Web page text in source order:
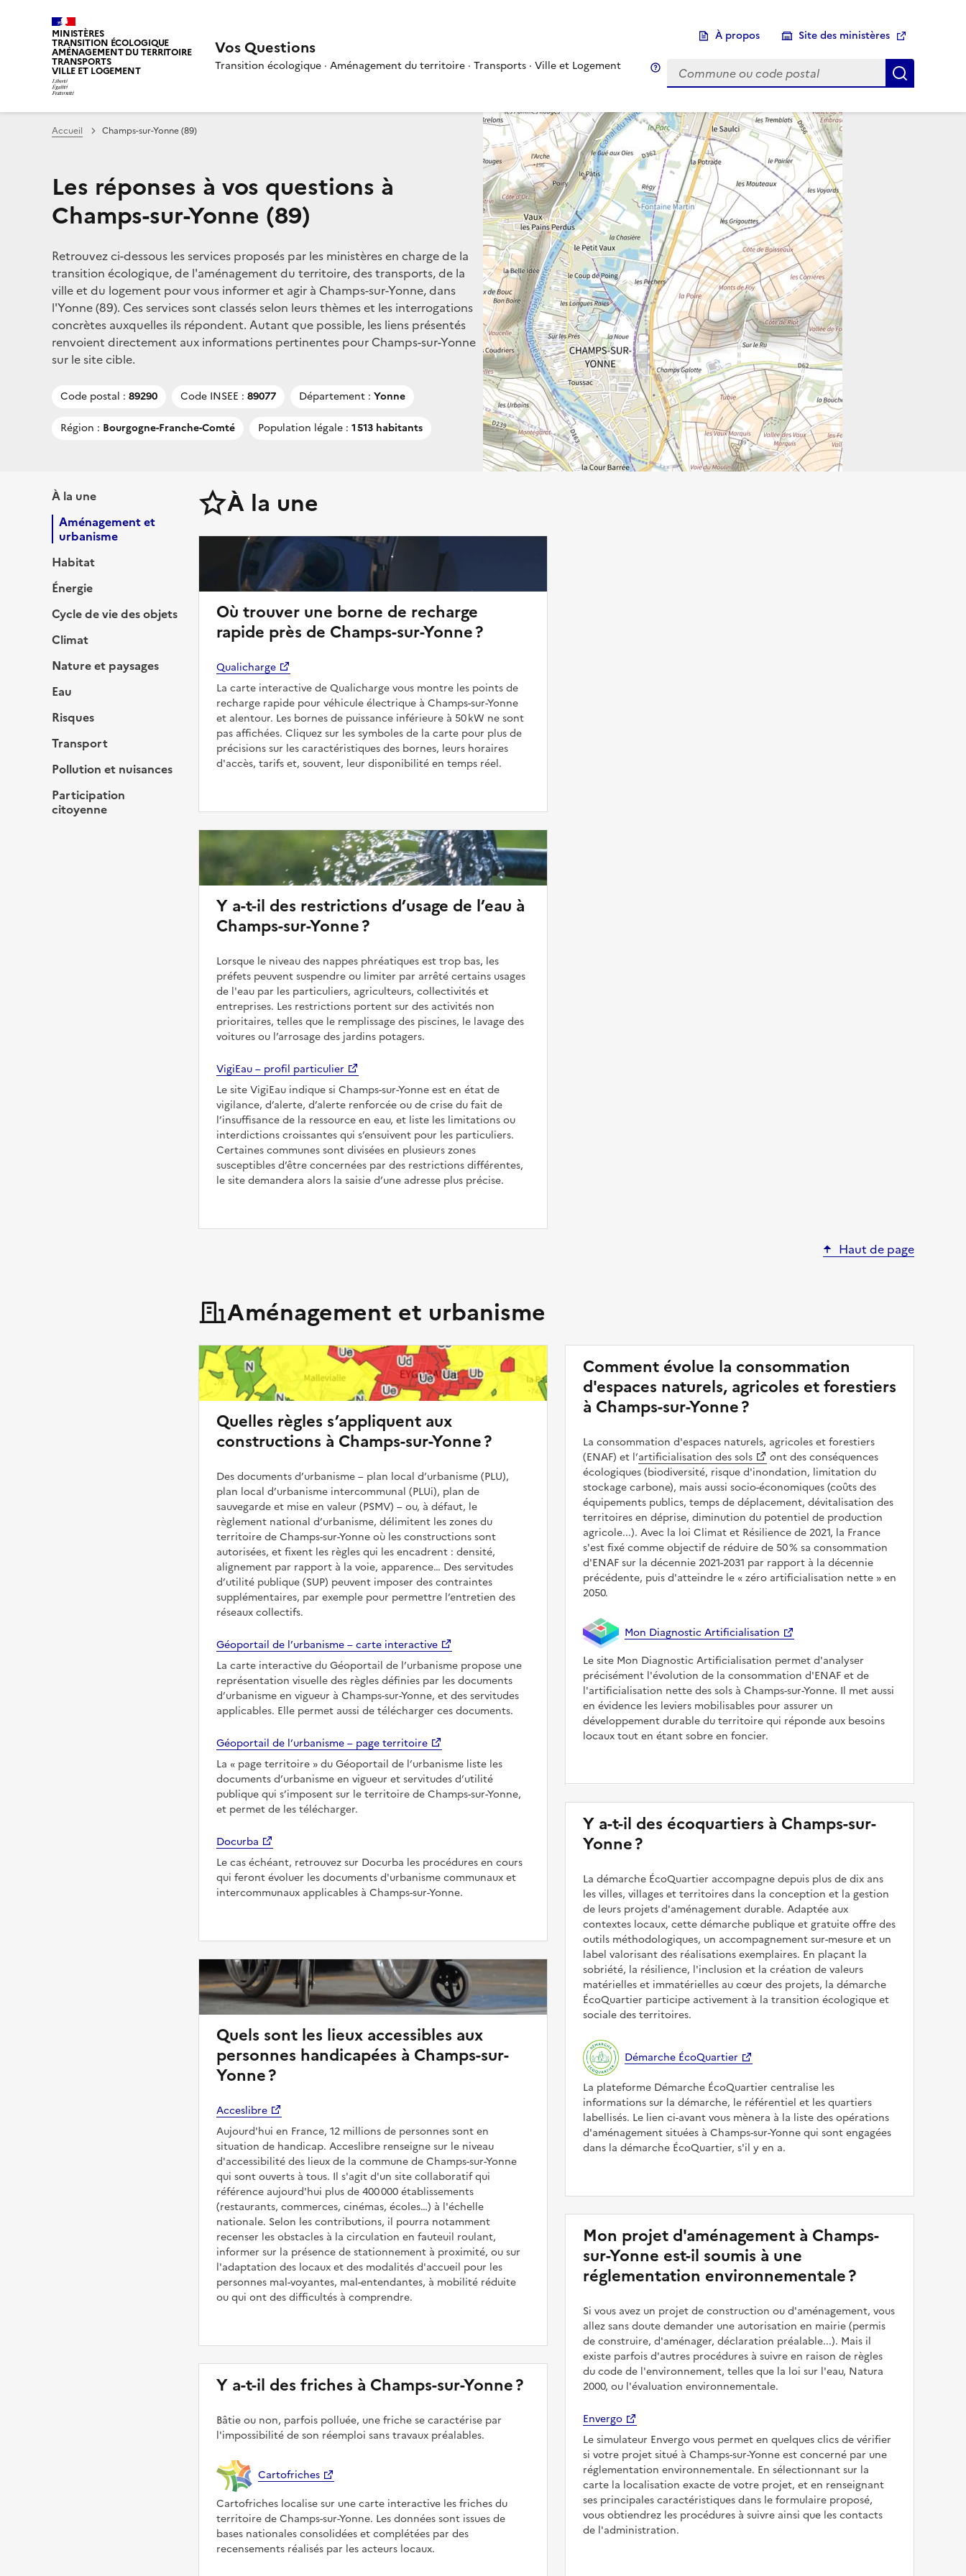
MINISTÈRES
TRANSITION ÉCOLOGIQUE
AMÉNAGEMENT DU TERRITOIRE
TRANSPORTS
VILLE ET LOGEMENT
Vos Questions
Transition écologique · Aménagement du territoire · Transports · Ville et Logement
À propos Site des ministères
Choix d'une commune
Infobulle
Accueil Champs-sur-Yonne (89)
Les réponses à vos questions à
Champs-sur-Yonne (89)
Retrouvez ci-dessous les services proposés par les ministères en charge de la
transition écologique, de l'aménagement du territoire, des transports, de la
ville et du logement pour vous informer et agir à Champs-sur-Yonne, dans
l'Yonne (89). Ces services sont classés selon leurs thèmes et les interrogations
concrètes auxquelles ils répondent. Autant que possible, les liens présentés
renvoient directement aux informations pertinentes pour Champs-sur-Yonne
sur le site cible.
Code postal : 89290 Code INSEE : 89077 Département : Yonne
Région : Bourgogne-Franche-Comté Population légale : 1 513 habitants
À la une
Aménagement et
urbanisme
Habitat
Énergie
Cycle de vie des objets
Climat
Nature et paysages
Eau
Risques
Transport
Pollution et nuisances
Participation
citoyenne
À la une
Où trouver une borne de recharge
rapide près de Champs-sur-Yonne ?
Qualicharge
La carte interactive de Qualicharge vous montre les points de
recharge rapide pour véhicule électrique à Champs-sur-Yonne
et alentour. Les bornes de puissance inférieure à 50 kW ne sont
pas affichées. Cliquez sur les symboles de la carte pour plus de
précisions sur les caractéristiques des bornes, leurs horaires
d'accès, tarifs et, souvent, leur disponibilité en temps réel.
Y a-t-il des restrictions d’usage de l’eau à
Champs-sur-Yonne ?
Lorsque le niveau des nappes phréatiques est trop bas, les
préfets peuvent suspendre ou limiter par arrêté certains usages
de l'eau par les particuliers, agriculteurs, collectivités et
entreprises. Les restrictions portent sur des activités non
prioritaires, telles que le remplissage des piscines, le lavage des
voitures ou l’arrosage des jardins potagers.
VigiEau – profil particulier
Le site VigiEau indique si Champs-sur-Yonne est en état de
vigilance, d’alerte, d’alerte renforcée ou de crise du fait de
l’insuffisance de la ressource en eau, et liste les limitations ou
interdictions croissantes qui s’ensuivent pour les particuliers.
Certaines communes sont divisées en plusieurs zones
susceptibles d’être concernées par des restrictions différentes,
le site demandera alors la saisie d’une adresse plus précise.
Haut de page
Aménagement et urbanisme
Quelles règles s’appliquent aux
constructions à Champs-sur-Yonne ?
Des documents d’urbanisme – plan local d’urbanisme (PLU),
plan local d’urbanisme intercommunal (PLUi), plan de
sauvegarde et mise en valeur (PSMV) – ou, à défaut, le
règlement national d’urbanisme, délimitent les zones du
territoire de Champs-sur-Yonne où les constructions sont
autorisées, et fixent les règles qui les encadrent : densité,
alignement par rapport à la voie, apparence… Des servitudes
d’utilité publique (SUP) peuvent imposer des contraintes
supplémentaires, par exemple pour permettre l’entretien des
réseaux collectifs.
Géoportail de l’urbanisme – carte interactive
La carte interactive du Géoportail de l’urbanisme propose une
représentation visuelle des règles définies par les documents
d’urbanisme en vigueur à Champs-sur-Yonne, et des servitudes
applicables. Elle permet aussi de télécharger ces documents.
Géoportail de l’urbanisme – page territoire
La
page territoire
du Géoportail de l’urbanisme liste les
documents d’urbanisme en vigueur et servitudes d’utilité
publique qui s’imposent sur le territoire de Champs-sur-Yonne,
et permet de les télécharger.
Docurba
Le cas échéant, retrouvez sur Docurba les procédures en cours
qui feront évoluer les documents d'urbanisme communaux et
intercommunaux applicables à Champs-sur-Yonne.
Quels sont les lieux accessibles aux
personnes handicapées à Champs-sur-
Yonne ?
Acceslibre
Aujourd'hui en France, 12 millions de personnes sont en
situation de handicap. Acceslibre renseigne sur le niveau
d'accessibilité des lieux de la commune de Champs-sur-Yonne
qui sont ouverts à tous. Il s'agit d'un site collaboratif qui
référence aujourd'hui plus de 400 000 établissements
(restaurants, commerces, cinémas, écoles…) à l'échelle
nationale. Selon les contributions, il pourra notamment
recenser les obstacles à la circulation en fauteuil roulant,
informer sur la présence de stationnement à proximité, ou sur
l'adaptation des locaux et des modalités d'accueil pour les
personnes mal-voyantes, mal-entendantes, à mobilité réduite
ou qui ont des difficultés à comprendre.
Y a-t-il des friches à Champs-sur-Yonne ?
Bâtie ou non, parfois polluée, une friche se caractérise par
l'impossibilité de son réemploi sans travaux préalables.
Cartofriches
Cartofriches localise sur une carte interactive les friches du
territoire de Champs-sur-Yonne. Les données sont issues de
bases nationales consolidées et complétées par des
recensements réalisés par les acteurs locaux.
Comment évolue la consommation
d'espaces naturels, agricoles et forestiers
à Champs-sur-Yonne ?
La consommation d'espaces naturels, agricoles et forestiers
(ENAF) et l’artificialisation des sols
ont des conséquences
écologiques (biodiversité, risque d'inondation, limitation du
stockage carbone), mais aussi socio-économiques (coûts des
équipements publics, temps de déplacement, dévitalisation des
territoires en déprise, diminution du potentiel de production
agricole...). Avec la loi Climat et Résilience de 2021, la France
s'est fixé comme objectif de réduire de 50 % sa consommation
d'ENAF sur la décennie 2021-2031 par rapport à la décennie
précédente, puis d'atteindre le zéro artificialisation nette en
2050.
Mon Diagnostic Artificialisation
Le site Mon Diagnostic Artificialisation permet d'analyser
précisément l'évolution de la consommation d'ENAF et de
l'artificialisation nette des sols à Champs-sur-Yonne. Il met aussi
en évidence les leviers mobilisables pour assurer un
développement durable du territoire qui réponde aux besoins
locaux tout en étant sobre en foncier.
Y a-t-il des écoquartiers à Champs-sur-
Yonne ?
La démarche ÉcoQuartier accompagne depuis plus de dix ans
les villes, villages et territoires dans la conception et la gestion
de leurs projets d'aménagement durable. Adaptée aux
contextes locaux, cette démarche publique et gratuite offre des
outils méthodologiques, un accompagnement sur-mesure et un
label valorisant des réalisations exemplaires. En plaçant la
sobriété, la résilience, l'inclusion et la création de valeurs
matérielles et immatérielles au cœur des projets, la démarche
ÉcoQuartier participe activement à la transition écologique et
sociale des territoires.
Démarche ÉcoQuartier
La plateforme Démarche ÉcoQuartier centralise les
informations sur la démarche, le référentiel et les quartiers
labellisés. Le lien ci-avant vous mènera à la liste des opérations
d'aménagement situées à Champs-sur-Yonne qui sont engagées
dans la démarche ÉcoQuartier, s'il y en a.
Mon projet d'aménagement à Champs-
sur-Yonne est-il soumis à une
réglementation environnementale ?
Si vous avez un projet de construction ou d'aménagement, vous
allez sans doute demander une autorisation en mairie (permis
de construire, d'aménager, déclaration préalable...). Mais il
existe parfois d'autres procédures à suivre en raison de règles
du code de l'environnement, telles que la loi sur l'eau, Natura
2000, ou l'évaluation environnementale.
Envergo
Le simulateur Envergo vous permet en quelques clics de vérifier
si votre projet situé à Champs-sur-Yonne est concerné par une
réglementation environnementale. En sélectionnant sur la
carte la localisation exacte de votre projet, et en renseignant
ses principales caractéristiques dans le formulaire proposé,
vous obtiendrez les procédures à suivre ainsi que les contacts
de l'administration.